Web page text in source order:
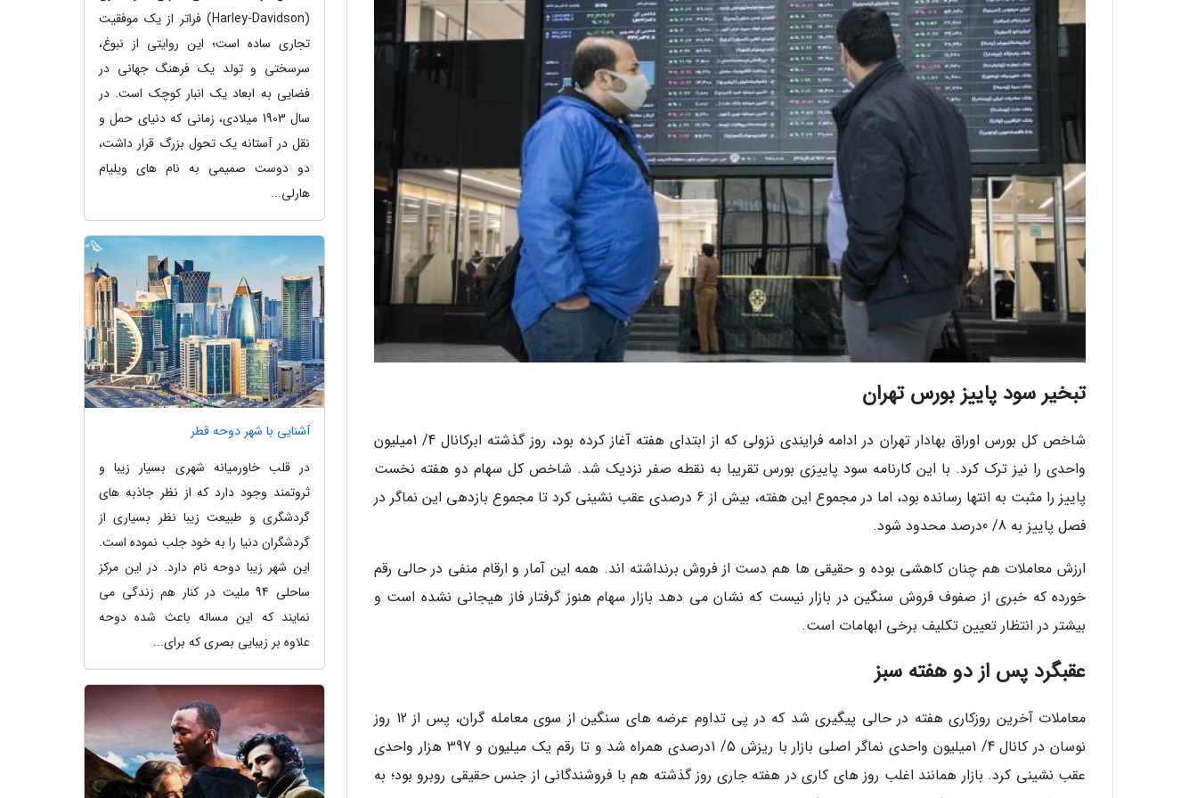
تبخیر سود پاییز بورس تهران
شاخص کل بورس اوراق بهادار تهران در ادامه فرایندی نزولی که از ابتدای هفته آغاز کرده بود، روز گذشته ابرکانال 4/ 1میلیون
واحدی را نیز ترک کرد. با این کارنامه سود پاییزی بورس تقریبا به نقطه صفر نزدیک شد. شاخص کل سهام دو هفته نخست
پاییز را مثبت به انتها رسانده بود، اما در مجموع این هفته، بیش از 6 درصدی عقب نشینی کرد تا مجموع بازدهی این نماگر در
فصل پاییز به 8/ 0درصد محدود شود.
ارزش معاملات هم چنان کاهشی بوده و حقیقی ها هم دست از فروش برنداشته اند. همه این آمار و ارقام منفی در حالی رقم
خورده که خبری از صفوف فروش سنگین در بازار نیست که نشان می دهد بازار سهام هنوز گرفتار فاز هیجانی نشده است و
بیشتر در انتظار تعیین تکلیف برخی ابهامات است.
عقبگرد پس از دو هفته سبز
معاملات آخرین روزکاری هفته در حالی پیگیری شد که در پی تداوم عرضه های سنگین از سوی معامله گران، پس از 12 روز
نوسان در کانال 4/ 1میلیون واحدی نماگر اصلی بازار با ریزش 5/ 1درصدی همراه شد و تا رقم یک میلیون و 397 هزار واحدی
عقب نشینی کرد. بازار همانند اغلب روز های کاری در هفته جاری روز گذشته هم با فروشندگانی از جنس حقیقی روبرو بود؛ به
(Harley-Davidson) فراتر از یک موفقیت
تجاری ساده است؛ این روایتی از نبوغ،
سرسختی و تولد یک فرهنگ جهانی در
فضایی به ابعاد یک انبار کوچک است. در
سال 1903 میلادی، زمانی که دنیای حمل و
نقل در آستانه یک تحول بزرگ قرار داشت،
دو دوست صمیمی به نام های ویلیام
هارلی...
آشنایی با شهر دوحه قطر
در قلب خاورمیانه شهری بسیار زیبا و
ثروتمند وجود دارد که از نظر جاذبه های
گردشگری و طبیعت زیبا نظر بسیاری از
گردشگران دنیا را به خود جلب نموده است.
این شهر زیبا دوحه نام دارد. در این مرکز
ساحلی 94 ملیت در کنار هم زندگی می
نمایند که این مساله باعث شده دوحه
علاوه بر زیبایی بصری که برای...